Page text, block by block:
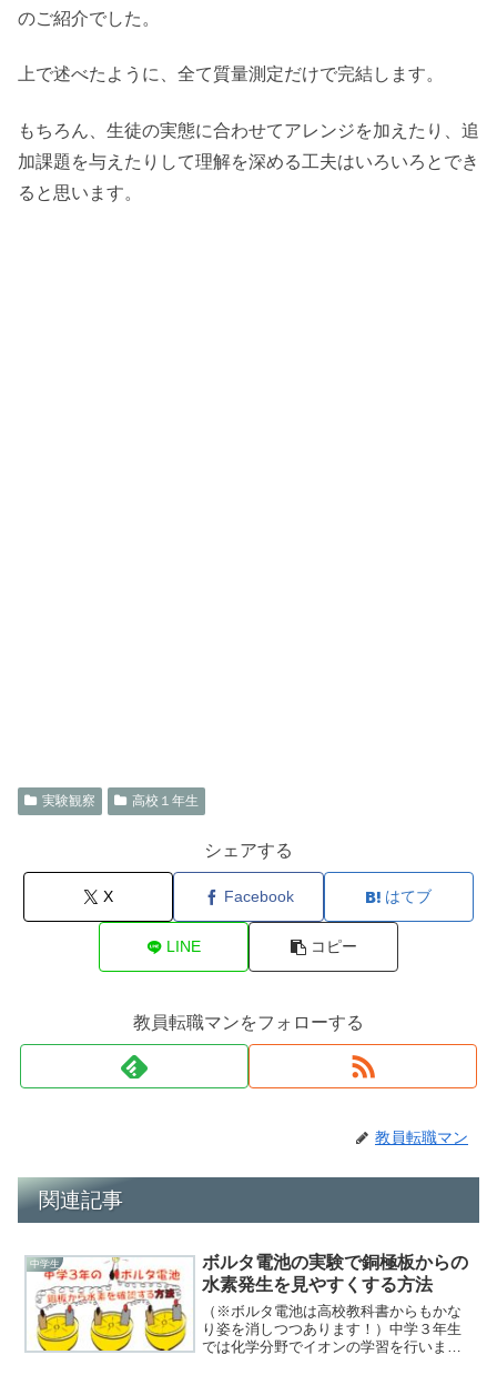
のご紹介でした。
上で述べたように、全て質量測定だけで完結します。
もちろん、生徒の実態に合わせてアレンジを加えたり、追
加課題を与えたりして理解を深める工夫はいろいろとでき
ると思います。
実験観察 高校１年生
シェアする
X Facebook はてブ
LINE コピー
教員転職マンをフォローする
教員転職マン
関連記事
中学生
ボルタ電池の実験で銅極板からの
水素発生を見やすくする方法
（※ボルタ電池は高校教科書からもかな
り姿を消しつつあります！）中学３年生
では化学分野でイオンの学習を行います